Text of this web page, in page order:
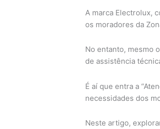
A marca Electrolux,
os moradores da
No entanto, mesmo
de assistência
É aí que entra a
necessidades dos
Neste artigo,